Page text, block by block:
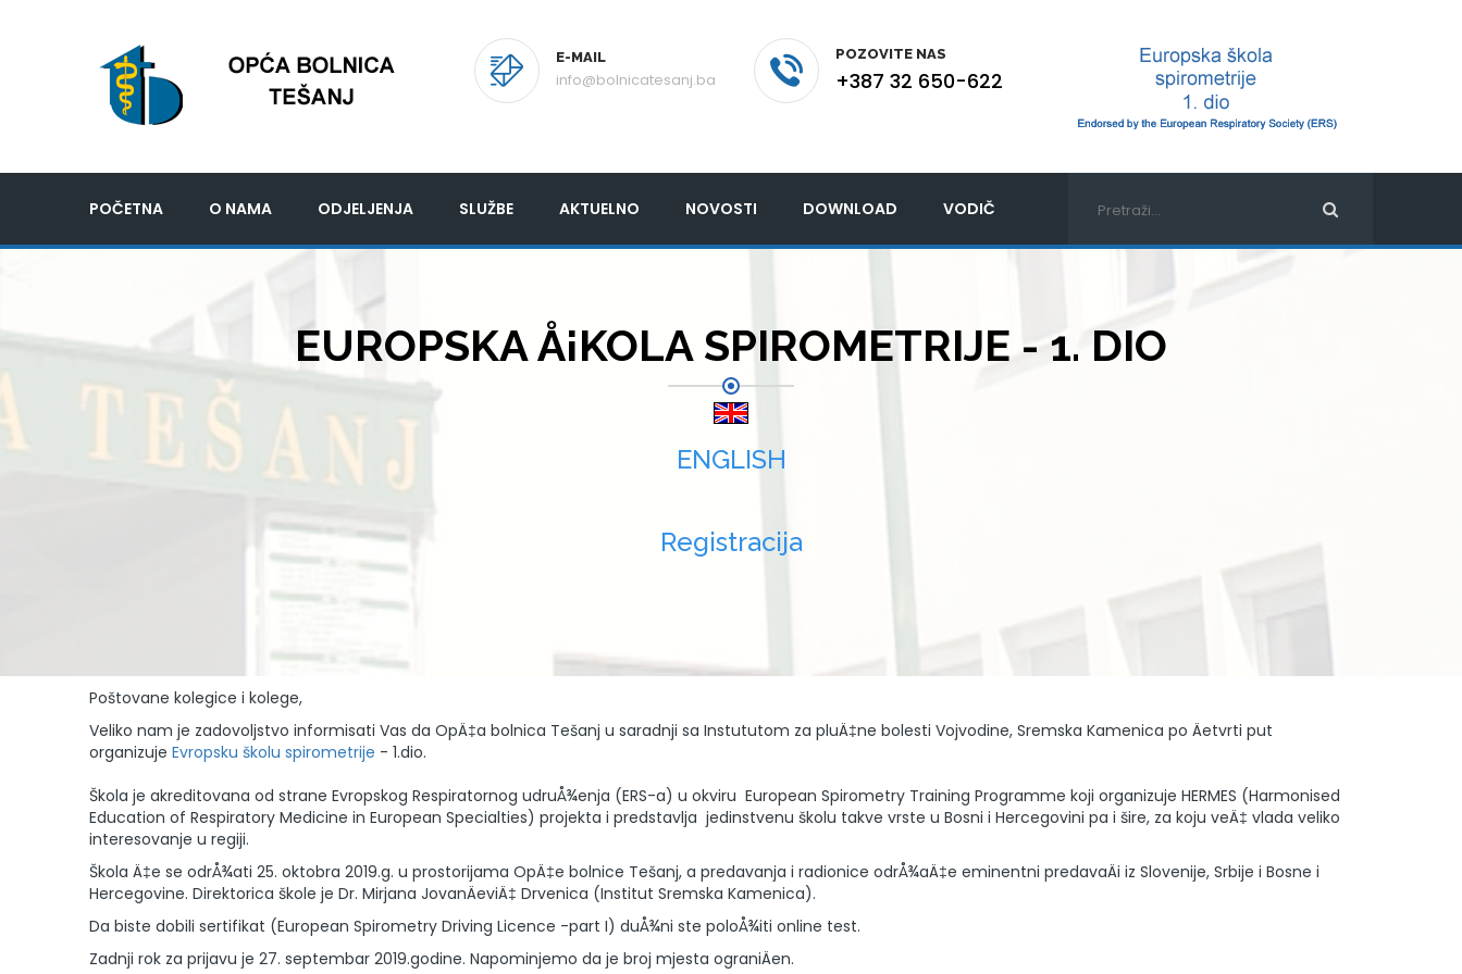
E-MAIL
info@bolnicatesanj.ba
POZOVITE NAS
+387 32 650-622
POČETNA O NAMA ODJELJENJA SLUŽBE AKTUELNO NOVOSTI DOWNLOAD VODIČ
EUROPSKA Å¡KOLA SPIROMETRIJE - 1. DIO
ENGLISH
Registracija
Poštovane kolegice i kolege,
Veliko nam je zadovoljstvo informisati Vas da OpÄ‡a bolnica Tešanj u saradnji sa Instututom za pluÄ‡ne bolesti Vojvodine, Sremska Kamenica po Äetvrti put
organizuje Evropsku školu spirometrije - 1.dio.
Škola je akreditovana od strane Evropskog Respiratornog udruÅ¾enja (ERS-a) u okviru European Spirometry Training Programme koji organizuje HERMES (Harmonised
Education of Respiratory Medicine in European Specialties) projekta i predstavlja jedinstvenu školu takve vrste u Bosni i Hercegovini pa i šire, za koju veÄ‡ vlada veliko
interesovanje u regiji.
Škola Ä‡e se odrÅ¾ati 25. oktobra 2019.g. u prostorijama OpÄ‡e bolnice Tešanj, a predavanja i radionice odrÅ¾aÄ‡e eminentni predavaÄi iz Slovenije, Srbije i Bosne i
Hercegovine. Direktorica škole je Dr. Mirjana JovanÄeviÄ‡ Drvenica (Institut Sremska Kamenica).
Da biste dobili sertifikat (European Spirometry Driving Licence -part I) duÅ¾ni ste poloÅ¾iti online test.
Zadnji rok za prijavu je 27. septembar 2019.godine. Napominjemo da je broj mjesta ograniÄen.